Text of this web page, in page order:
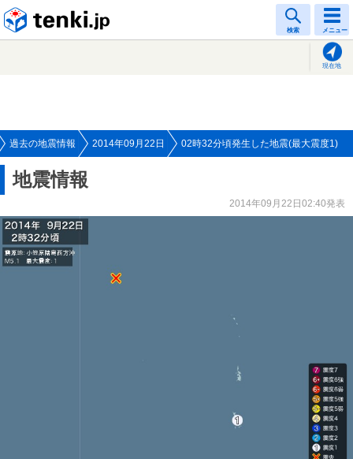
検索 メニュー
現在地
過去の地震情報 2014年09月22日 02時32分頃発生した地震(最大震度1)
地震情報
2014年09月22日02:40発表